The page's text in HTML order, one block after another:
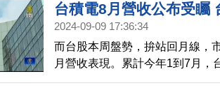
台積電8月營收公布受矚
2024-09-09 17:36:34
而台股本周盤勢，拚站回月線，
月營收表現。累計今年1到7月，
較去年同期成長30.5％。法人機